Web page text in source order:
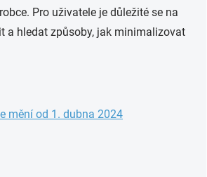
Pro uživatele je důležité se na
a hledat způsoby, jak minimalizovat
mění od 1. dubna 2024